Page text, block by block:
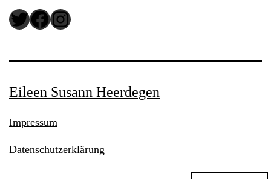
Twitter
Facebook
Instagram
Eileen Susann Heerdegen
Impressum
Datenschutzerklärung